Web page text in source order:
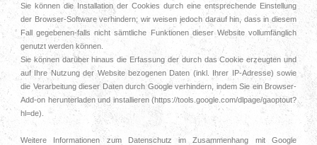
Sie können die Installation der Cookies durch eine entsprechende Einstellung
der Browser-Software verhindern; wir weisen jedoch darauf hin, dass in diesem
Fall gegebenen-falls nicht sämtliche Funktionen dieser Website vollumfänglich
genutzt werden können.
Sie können darüber hinaus die Erfassung der durch das Cookie erzeugten und
auf Ihre Nutzung der Website bezogenen Daten (inkl. Ihrer IP-Adresse) sowie
die Verarbeitung dieser Daten durch Google verhindern, indem Sie ein Browser-
Add-on herunterladen und installieren (https://tools.google.com/dlpage/gaoptout?
hl=de).
Weitere Informationen zum Datenschutz im Zusammenhang mit Google